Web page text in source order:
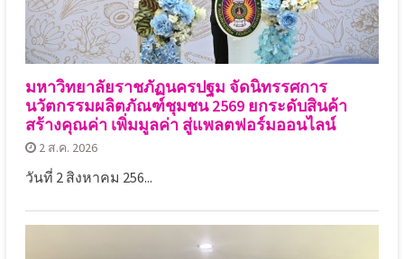
มหาวิทยาลัยราชภัฏนครปฐม จัดนิทรรศการ
นวัตกรรมผลิตภัณฑ์ชุมชน 2569 ยกระดับสินค้า
สร้างคุณค่า เพิ่มมูลค่า สู่แพลตฟอร์มออนไลน์
2 ส.ค. 2026
วันที่ 2 สิงหาคม 256...